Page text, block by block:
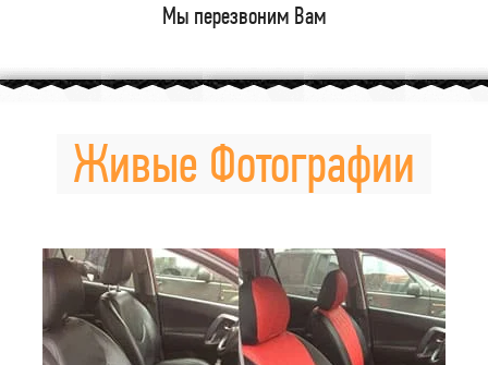
Мы перезвоним Вам
Живые Фотографии